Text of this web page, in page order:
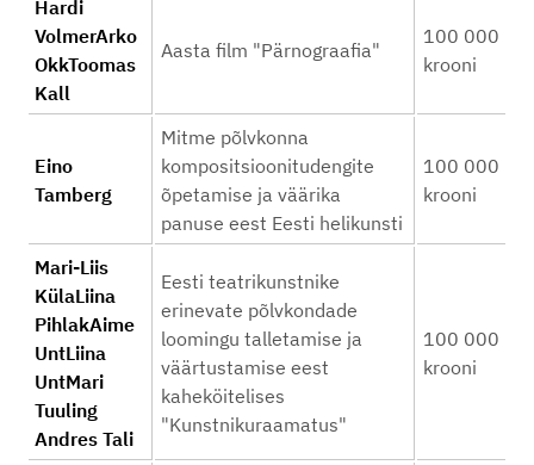
Hardi
VolmerArko
OkkToomas
Kall
Aasta film "Pärnograafia"
100 000
krooni
Eino
Tamberg
Mitme põlvkonna
kompositsioonitudengite
õpetamise ja väärika
panuse eest Eesti helikunsti
100 000
krooni
Mari-Liis
KülaLiina
PihlakAime
UntLiina
UntMari
Tuuling
Andres Tali
Eesti teatrikunstnike
erinevate põlvkondade
loomingu talletamise ja
väärtustamise eest
kaheköitelises
"Kunstnikuraamatus"
100 000
krooni